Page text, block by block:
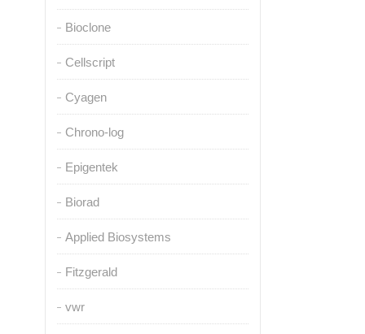
Bioclone
Cellscript
Cyagen
Chrono-log
Epigentek
Biorad
Applied Biosystems
Fitzgerald
vwr